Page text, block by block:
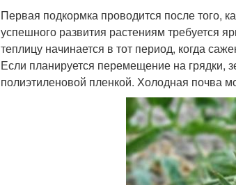
Первая подкормка проводится после того,
успешного развития растениям требуется
теплицу начинается в тот период, когда
Если планируется перемещение на грядки,
полиэтиленовой пленкой. Холодная почва